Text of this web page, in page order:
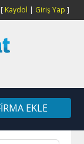
Kaydol | Giriş Yap ]
EKLE